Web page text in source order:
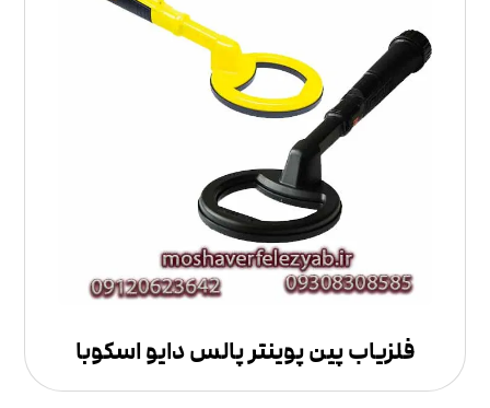
فلزیاب پین پوینتر پالس دایو اسکوبا